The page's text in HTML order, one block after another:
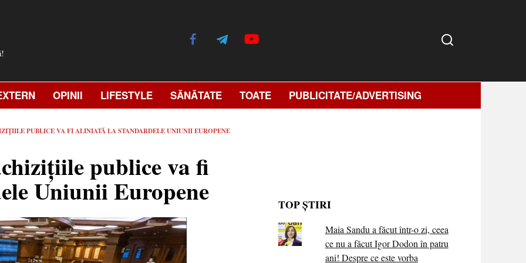
OPINII LIFESTYLE SĂNĂTATE TOATE PUBLICITATE/ADVERTISING
PUBLICE VA FI ALINIATĂ LA STANDARDELE UNIUNII EUROPENE
publice va fi
Uniunii Europene TOP ȘTIRI
Maia Sandu a făcut într-o zi, ceea
ce nu a făcut Igor Dodon în patru
ani! Despre ce este vorba